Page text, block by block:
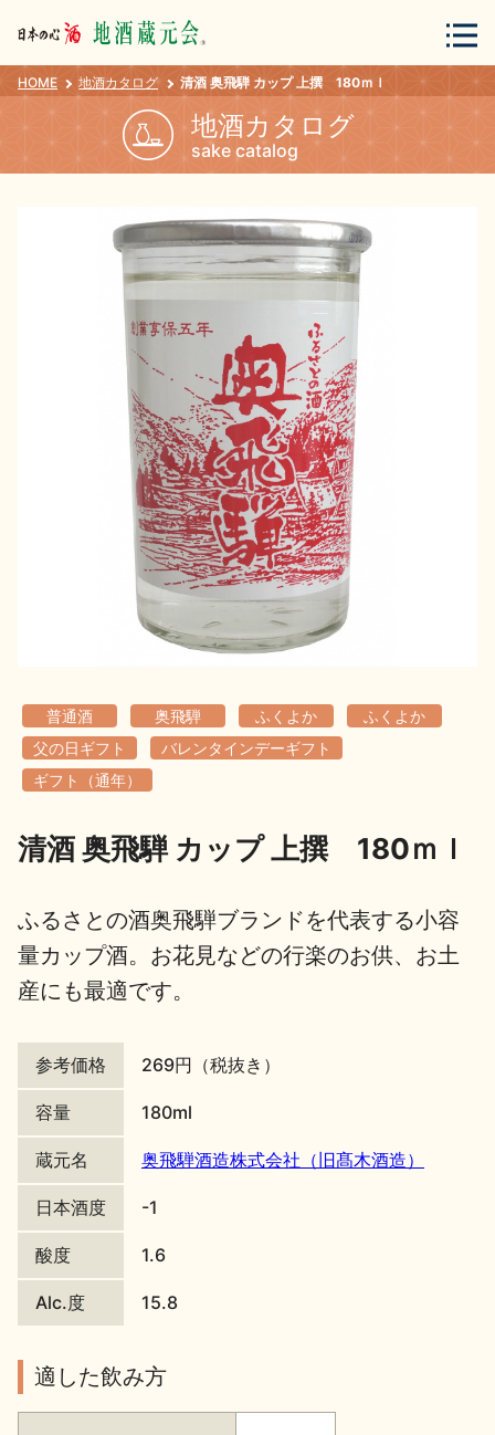
会員登録 ログイン
地酒カタログ
地酒解体新書
お楽しみコンテンツ
歳時記 地酒蔵元会検定
日本酒の楽しみ方特集
地酒・イベント情報
HOME 地酒カタログ 清酒 奥飛騨 カップ 上撰 180ｍｌ
地酒カタログ
sake catalog
普通酒 奥飛騨 ふくよか
ふくよか
父の日ギフト
バレンタインデーギフト
ギフト（通年）
清酒 奥飛騨 カップ 上撰 180ｍｌ
ふるさとの酒奥飛騨ブランドを代表する小容
量カップ酒。お花見などの行楽のお供、お土
産にも最適です。
参考価格 269円（税抜き）
容量 180ml
蔵元名 奥飛騨酒造株式会社（旧髙木酒造）
日本酒度 -1
酸度 1.6
Alc.度 15.8
適した飲み方